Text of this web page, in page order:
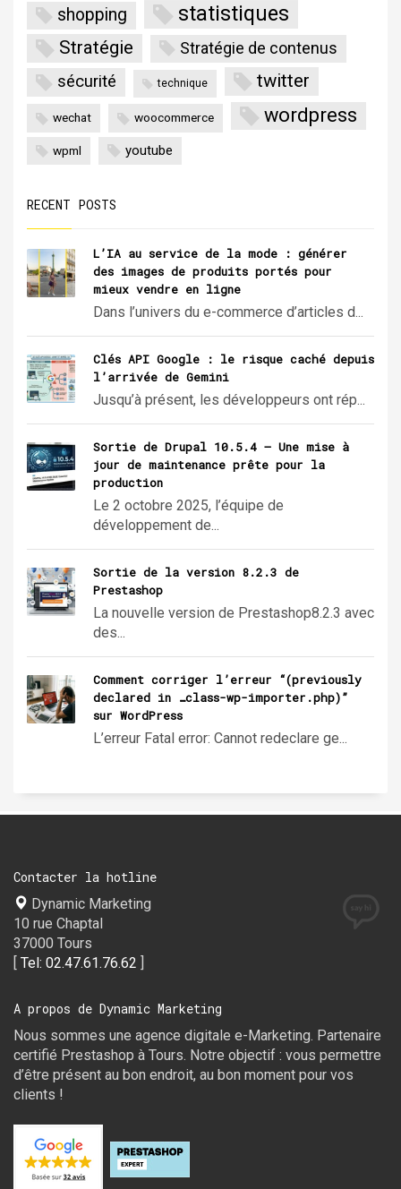
shopping statistiques
Stratégie Stratégie de contenus
sécurité technique twitter
wechat woocommerce wordpress
wpml youtube
RECENT POSTS
L’IA au service de la mode : générer
des images de produits portés pour
mieux vendre en ligne
Dans l’univers du e-commerce d’articles d...
Clés API Google : le risque caché depuis
l’arrivée de Gemini
Jusqu’à présent, les développeurs ont rép...
Sortie de Drupal 10.5.4 – Une mise à
jour de maintenance prête pour la
production
Le 2 octobre 2025, l’équipe de
développement de...
Sortie de la version 8.2.3 de
Prestashop
La nouvelle version de Prestashop8.2.3 avec
des...
Comment corriger l’erreur “(previously
declared in …class-wp-importer.php)”
sur WordPress
L’erreur Fatal error: Cannot redeclare ge...
Contacter la hotline
Dynamic Marketing
10 rue Chaptal
37000 Tours
[ Tel: 02.47.61.76.62 ]
A propos de Dynamic Marketing
Nous sommes une agence digitale e-Marketing. Partenaire
certifié Prestashop à Tours. Notre objectif : vous permettre
d’être présent au bon endroit, au bon moment pour vos
clients !